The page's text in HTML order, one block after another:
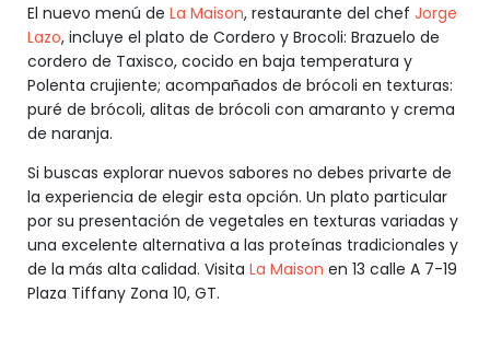
El nuevo menú de La Maison, restaurante del chef Jorge
Lazo, incluye el plato de Cordero y Brocoli: Brazuelo de
cordero de Taxisco, cocido en baja temperatura y
Polenta crujiente; acompañados de brócoli en texturas:
puré de brócoli, alitas de brócoli con amaranto y crema
de naranja.
Si buscas explorar nuevos sabores no debes privarte de
la experiencia de elegir esta opción. Un plato particular
por su presentación de vegetales en texturas variadas y
una excelente alternativa a las proteínas tradicionales y
de la más alta calidad. Visita La Maison en 13 calle A 7-19
Plaza Tiffany Zona 10, GT.